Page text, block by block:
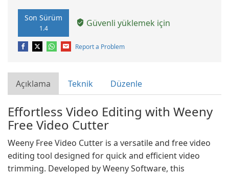
Son Sürüm
1.4 Güvenli yüklemek için
Report a Problem
Açıklama Teknik Düzenle
Effortless Video Editing with Weeny
Free Video Cutter
Weeny Free Video Cutter is a versatile and free video
editing tool designed for quick and efficient video
trimming. Developed by Weeny Software, this